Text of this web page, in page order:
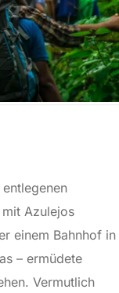
Azulejos
einem Bahnhof in
– ermüdete
Vermutlich